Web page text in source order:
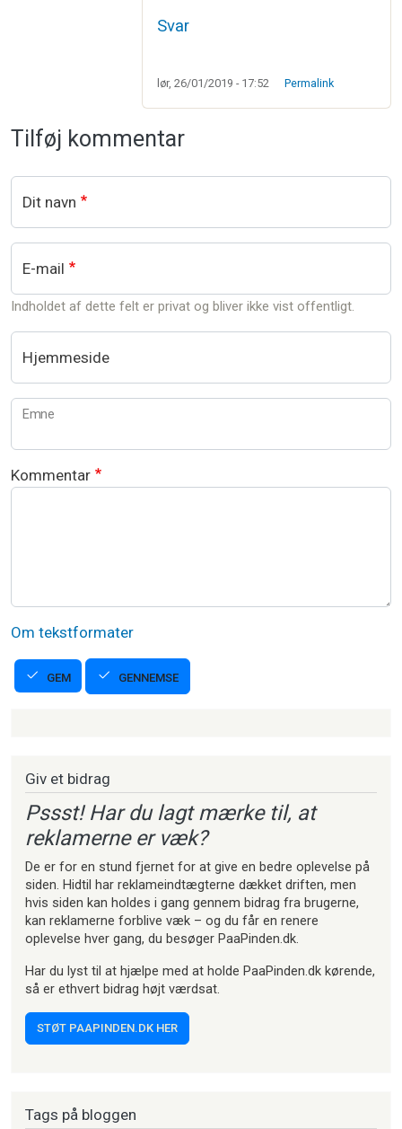
Svar
lør, 26/01/2019 - 17:52 Permalink
Tilføj kommentar
Dit navn
E-mail
Indholdet af dette felt er privat og bliver ikke vist offentligt.
Hjemmeside
Emne
Kommentar
Om tekstformater
GEM GENNEMSE
Giv et bidrag
Pssst! Har du lagt mærke til, at
reklamerne er væk?
De er for en stund fjernet for at give en bedre oplevelse på
siden. Hidtil har reklameindtægterne dækket driften, men
hvis siden kan holdes i gang gennem bidrag fra brugerne,
kan reklamerne forblive væk – og du får en renere
oplevelse hver gang, du besøger PaaPinden.dk.
Har du lyst til at hjælpe med at holde PaaPinden.dk kørende,
så er ethvert bidrag højt værdsat.
STØT PAAPINDEN.DK HER
Tags på bloggen